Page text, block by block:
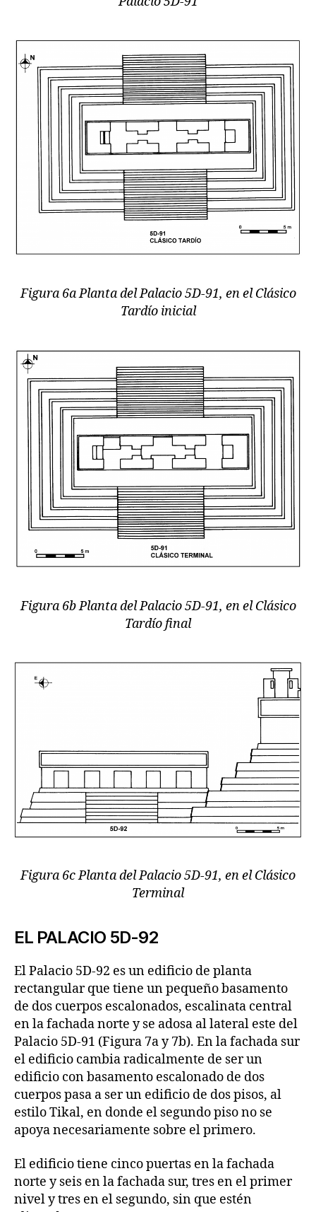
Figura 6a Planta del Palacio 5D-91, en el Clásico
Tardío inicial
Figura 6b Planta del Palacio 5D-91, en el Clásico
Tardío final
Figura 6c Planta del Palacio 5D-91, en el Clásico
Terminal
EL PALACIO 5D-92
El Palacio 5D-92 es un edificio de planta
rectangular que tiene un pequeño basamento
de dos cuerpos escalonados, escalinata central
en la fachada norte y se adosa al lateral este del
Palacio 5D-91 (Figura 7a y 7b). En la fachada sur
el edificio cambia radicalmente de ser un
edificio con basamento escalonado de dos
cuerpos pasa a ser un edificio de dos pisos, al
estilo Tikal, en donde el segundo piso no se
apoya necesariamente sobre el primero.
El edificio tiene cinco puertas en la fachada
norte y seis en la fachada sur, tres en el primer
nivel y tres en el segundo, sin que estén